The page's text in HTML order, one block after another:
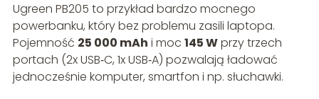
Ugreen PB205 to przykład bardzo mocnego
powerbanku, który bez problemu zasili laptopa.
Pojemność 25 000 mAh i moc 145 Wprzy trzech
portach (2x USB‑C, 1x USB‑A) pozwalają ładować
jednocześnie komputer, smartfon i np. słuchawki.